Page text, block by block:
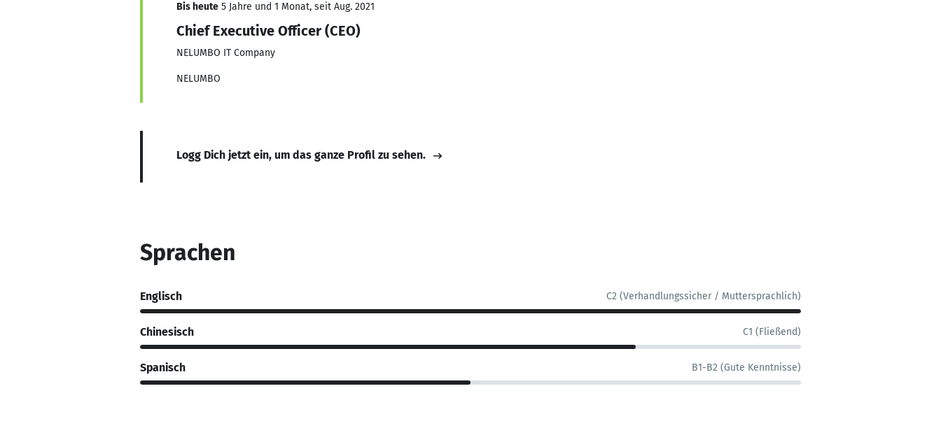
Bis heute 5 Jahre und 1 Monat, seit Aug. 2021
Chief Executive Officer (CEO)
NELUMBO IT Company
NELUMBO
Logg Dich jetzt ein, um das ganze Profil zu sehen.
Sprachen
Englisch C2 (Verhandlungssicher / Muttersprachlich)
Chinesisch C1 (Fließend)
Spanisch B1-B2 (Gute Kenntnisse)